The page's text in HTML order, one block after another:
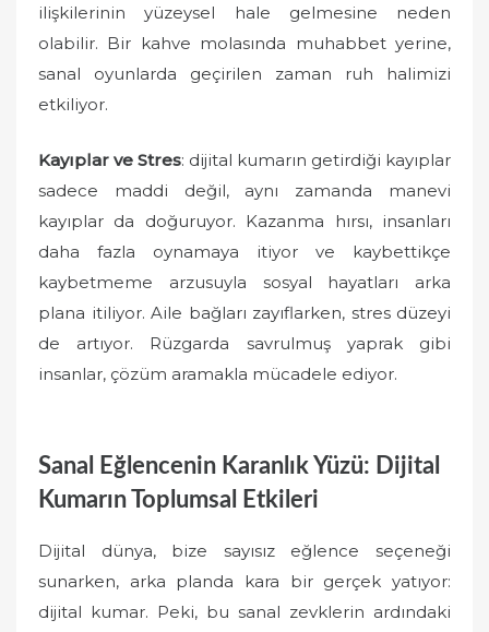
ilişkilerinin yüzeysel hale gelmesine neden
olabilir. Bir kahve molasında muhabbet yerine,
sanal oyunlarda geçirilen zaman ruh halimizi
etkiliyor.
Kayıplar ve Stres: dijital kumarın getirdiği kayıplar
sadece maddi değil, aynı zamanda manevi
kayıplar da doğuruyor. Kazanma hırsı, insanları
daha fazla oynamaya itiyor ve kaybettikçe
kaybetmeme arzusuyla sosyal hayatları arka
plana itiliyor. Aile bağları zayıflarken, stres düzeyi
de artıyor. Rüzgarda savrulmuş yaprak gibi
insanlar, çözüm aramakla mücadele ediyor.
Sanal Eğlencenin Karanlık Yüzü: Dijital
Kumarın Toplumsal Etkileri
Dijital dünya, bize sayısız eğlence seçeneği
sunarken, arka planda kara bir gerçek yatıyor:
dijital kumar. Peki, bu sanal zevklerin ardındaki